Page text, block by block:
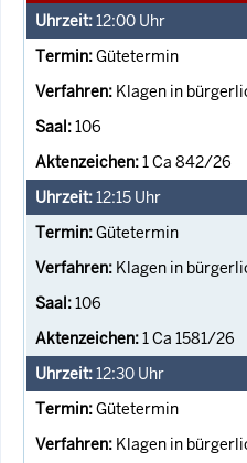
12:00 Uhr
Gütetermin
Klagen in
106
1 Ca 842/26
12:15 Uhr
Gütetermin
Klagen in
106
1 Ca 1581/26
12:30 Uhr
Gütetermin
Klagen in